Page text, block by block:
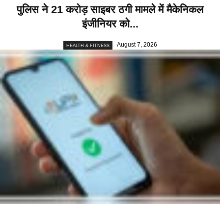
पुलिस ने 21 करोड़ साइबर ठगी मामले में मैकेनिकल
इंजीनियर को...
HEALTH & FITNESS August 7, 2026